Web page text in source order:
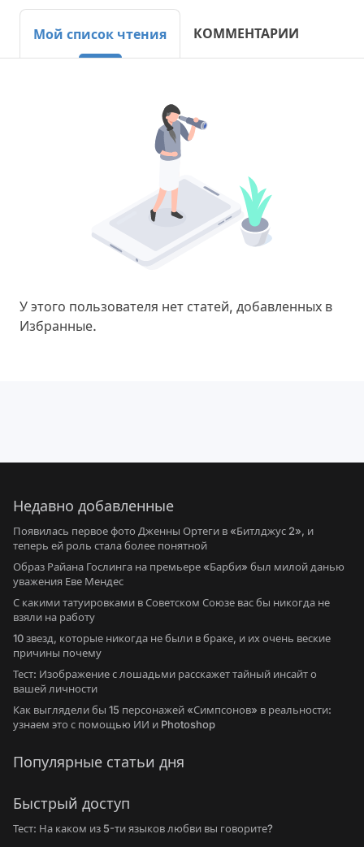
Мой список чтения КОММЕНТАРИИ
У этого пользователя нет статей, добавленных в
Избранные.
Недавно добавленные
Появилась первое фото Дженны Ортеги в «Битлджус 2», и
теперь ей роль стала более понятной
Образ Райана Гослинга на премьере «Барби» был милой данью
уважения Еве Мендес
С какими татуировками в Советском Союзе вас бы никогда не
взяли на работу
10 звезд, которые никогда не были в браке, и их очень веские
причины почему
Тест: Изображение с лошадьми расскажет тайный инсайт о
вашей личности
Как выглядели бы 15 персонажей «Симпсонов» в реальности:
узнаем это с помощью ИИ и Photoshop
Популярные статьи дня
Быстрый доступ
Тест: На каком из 5-ти языков любви вы говорите?